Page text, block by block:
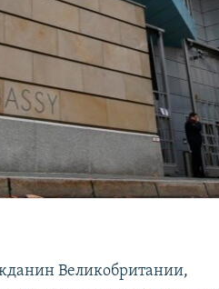
Великобритании,